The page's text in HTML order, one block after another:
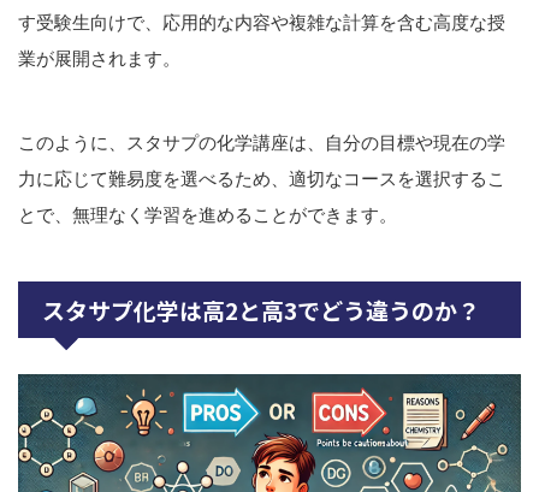
す受験生向けで、応用的な内容や複雑な計算を含む高度な授
業が展開されます。
このように、スタサプの化学講座は、自分の目標や現在の学
力に応じて難易度を選べるため、適切なコースを選択するこ
とで、無理なく学習を進めることができます。
スタサプ化学は高2と高3でどう違うのか？